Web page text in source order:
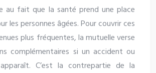
au fait que la santé prend une place
les personnes âgées. Pour couvrir ces
plus fréquentes, la mutuelle verse
complémentaires si un accident ou
C’est la contrepartie de la